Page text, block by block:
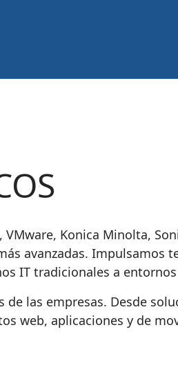
Konica Minolta,
avanzadas. Impulsamos
IT tradicionales a
las empresas. Desde
web, aplicaciones y de